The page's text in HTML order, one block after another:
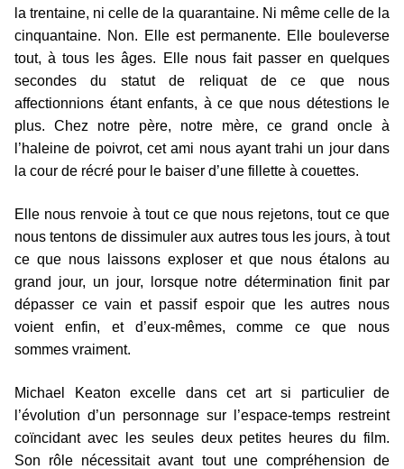
la trentaine, ni celle de la quarantaine. Ni même celle de la
cinquantaine. Non. Elle est permanente. Elle bouleverse
tout, à tous les âges. Elle nous fait passer en quelques
secondes du statut de reliquat de ce que nous
affectionnions étant enfants, à ce que nous détestions le
plus. Chez notre père, notre mère, ce grand oncle à
l’haleine de poivrot, cet ami nous ayant trahi un jour dans
la cour de récré pour le baiser d’une fillette à couettes.
Elle nous renvoie à tout ce que nous rejetons, tout ce que
nous tentons de dissimuler aux autres tous les jours, à tout
ce que nous laissons exploser et que nous étalons au
grand jour, un jour, lorsque notre détermination finit par
dépasser ce vain et passif espoir que les autres nous
voient enfin, et d’eux-mêmes, comme ce que nous
sommes vraiment.
Michael Keaton excelle dans cet art si particulier de
l’évolution d’un personnage sur l’espace-temps restreint
coïncidant avec les seules deux petites heures du film.
Son rôle nécessitait avant tout une compréhension de